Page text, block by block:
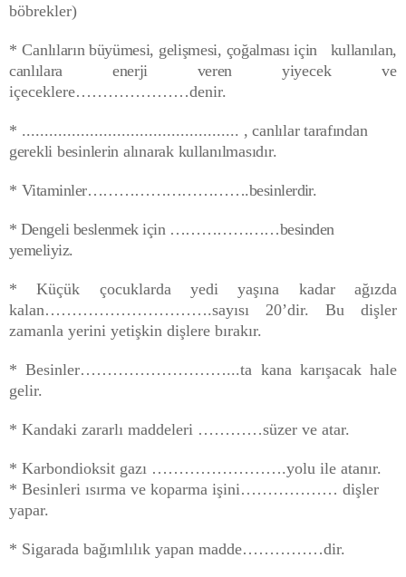
böbrekler)
* Canlıların büyümesi, gelişmesi, çoğalması için kullanılan,
canlılara enerji veren yiye­cek ve
içeceklere…………………denir.
* ................................................ , canlılar tarafından
gerekli besinlerin alınarak kullanılmasıdır.
* Vitaminler………………………….besinlerdir.
* Dengeli beslenmek için …………………besinden
yemeliyiz.
* Küçük çocuklarda yedi yaşına kadar ağızda
kalan………………………….sayısı 20’dir. Bu dişler
zamanla yerini yetişkin dişlere bırakır.
* Besinler………………………...ta kana karışacak hale
gelir.
* Kandaki zararlı maddeleri …………süzer ve atar.
* Karbondioksit gazı …………………….yolu ile atanır.
* Besinleri ısırma ve koparma işini……………… dişler
yapar.
* Sigarada bağımlılık yapan madde……………dir.